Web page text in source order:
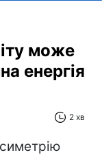
може
енергія
2 хв